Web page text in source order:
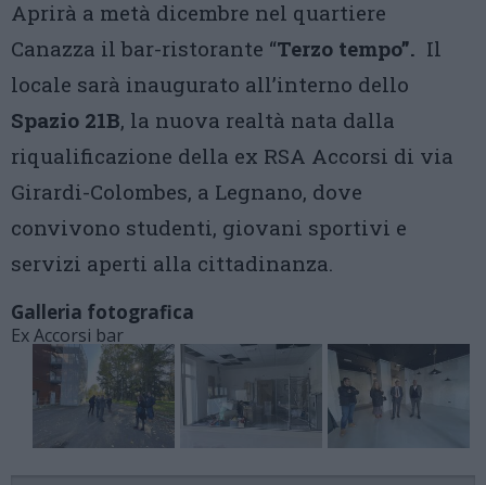
Aprirà a metà dicembre nel quartiere
Canazza il bar-ristorante “Terzo tempo”. Il
locale sarà inaugurato all’interno dello
Spazio 21B, la nuova realtà nata dalla
riqualificazione della ex RSA Accorsi di via
Girardi-Colombes, a Legnano, dove
convivono studenti, giovani sportivi e
servizi aperti alla cittadinanza.
Galleria fotografica
Ex Accorsi bar